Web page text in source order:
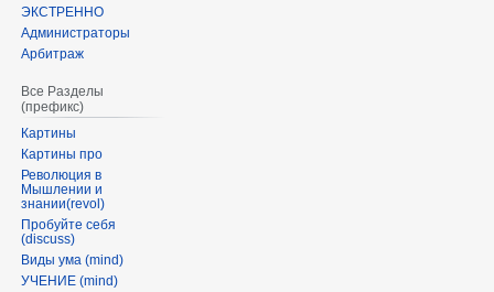
ЭКСТРЕННО
Администраторы
Арбитраж
Все Разделы
(префикс)
Картины
Картины про
Революция в
Мышлении и
знании(revol)
Пробуйте себя
(discuss)
Виды ума (mind)
УЧЕНИЕ (mind)